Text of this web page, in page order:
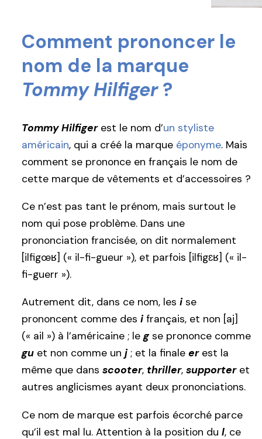
Comment prononcer le
nom de la marque
Tommy Hilfiger?
Tommy Hilfigerest le nom d’un styliste
américain, qui a créé la marque éponyme. Mais
comment se prononce en français le nom de
cette marque de vêtements et d’accessoires ?
Ce n’est pas tant le prénom, mais surtout le
nom qui pose problème. Dans une
prononciation francisée, on dit normalement
[ilfigœʁ] (« il-fi-gueur »), et parfois [ilfigɛʁ] (« il-
fi-guerr »).
Autrement dit, dans ce nom, les i se
prononcent comme des i français, et non [aj]
(« ail ») à l’américaine ; le gse prononce comme
gu et non comme un j ; et la finale erest la
même que dans scooter, thriller, supporteret
autres anglicismes ayant deux prononciations.
Ce nom de marque est parfois écorché parce
qu’il est mal lu. Attention à la position du l, ce